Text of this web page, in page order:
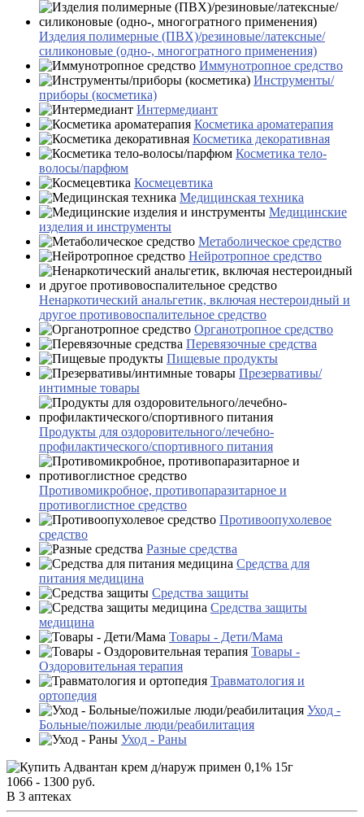
Изделия полимерные (ПВХ)/резиновые/латексные/
силиконовые (одно-, многогратного применения)
Иммунотропное средство
Инструменты/
приборы (косметика)
Интермедиант
Косметика ароматерапия
Косметика декоративная
Косметика тело-
волосы/парфюм
Космецевтика
Медицинская техника
Медицинские
изделия и инструменты
Метаболическое средство
Нейротропное средство
Ненаркотический анальгетик, включая нестероидный и
другое противовоспалительное средство
Органотропное средство
Перевязочные средства
Пищевые продукты
Презервативы/
интимные товары
Продукты для оздоровительного/лечебно-
профилактического/спортивного питания
Противомикробное, противопаразитарное и
противоглистное средство
Противоопухолевое
средство
Разные средства
Средства для
питания медицина
Средства защиты
Средства защиты
медицина
Товары - Дети/Мама
Товары -
Оздоровительная терапия
Травматология и
ортопедия
Уход -
Больные/пожилые люди/реабилитация
Уход - Раны
1066 - 1300 руб.
В 3 аптеках